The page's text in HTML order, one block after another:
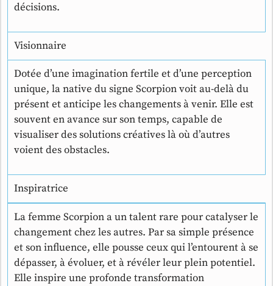
décisions.
Visionnaire
Dotée d’une imagination fertile et d’une perception
unique, la native du signe Scorpion voit au-delà du
présent et anticipe les changements à venir. Elle est
souvent en avance sur son temps, capable de
visualiser des solutions créatives là où d’autres
voient des obstacles.
Inspiratrice
La femme Scorpion a un talent rare pour catalyser le
changement chez les autres. Par sa simple présence
et son influence, elle pousse ceux qui l’entourent à se
dépasser, à évoluer, et à révéler leur plein potentiel.
Elle inspire une profonde transformation